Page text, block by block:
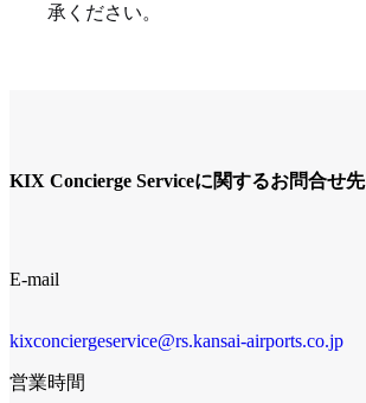
承ください。
KIX Concierge Serviceに関するお問合せ先
E-mail
kixconciergeservice@rs.kansai-airports.co.jp
営業時間